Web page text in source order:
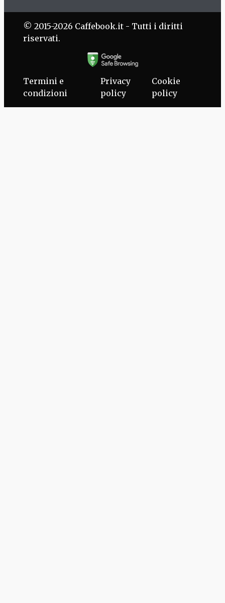
© 2015-2026 Caffebook.it - Tutti i diritti
riservati.
Termini e
condizioni
Privacy
policy
Cookie
policy